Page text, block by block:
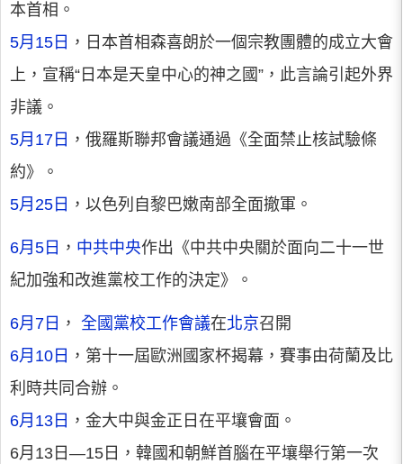
本首相。
5月15日 ，日本首相森喜朗於一個宗教團體的成立大會
上，宣稱“日本是天皇中心的神之國”，此言論引起外界
非議。
5月17日 ，俄羅斯聯邦會議通過《全面禁止核試驗條
約》。
5月25日 ，以色列自黎巴嫩南部全面撤軍。
6月5日 ， 中共中央作出《中共中央關於面向二十一世
紀加強和改進黨校工作的決定》。
6月7日 ， 全國黨校工作會議在北京召開
6月10日 ，第十一屆歐洲國家杯揭幕，賽事由荷蘭及比
利時共同合辦。
6月13日 ，金大中與金正日在平壤會面。
6月13日—15日，韓國和朝鮮首腦在平壤舉行第一次